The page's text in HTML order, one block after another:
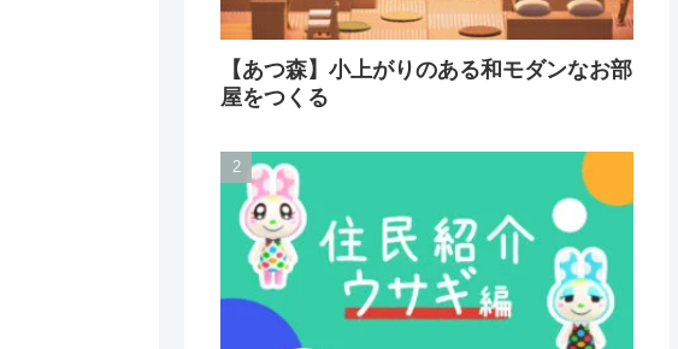
【あつ森】小上がりのある和モダンなお部
屋をつくる